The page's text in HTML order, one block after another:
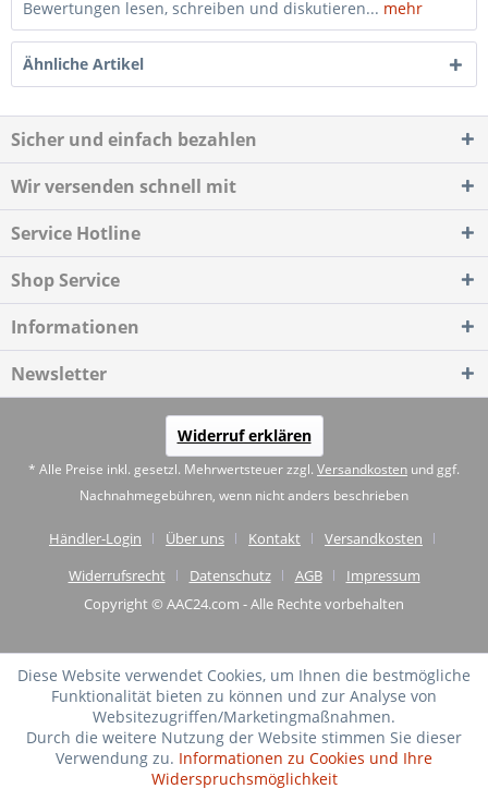
Bewertungen lesen, schreiben und diskutieren... mehr
Ähnliche Artikel
Sicher und einfach bezahlen
Wir versenden schnell mit
Service Hotline
Shop Service
Informationen
Newsletter
Widerruf erklären
* Alle Preise inkl. gesetzl. Mehrwertsteuer zzgl. Versandkosten und ggf.
Nachnahmegebühren, wenn nicht anders beschrieben
Händler-Login Über uns Kontakt
Versandkosten
Widerrufsrecht
Datenschutz AGB
Impressum
Copyright © AAC24.com - Alle Rechte vorbehalten
Diese Website verwendet Cookies, um Ihnen die bestmögliche
Funktionalität bieten zu können und zur Analyse von
Websitezugriffen/Marketingmaßnahmen.
Durch die weitere Nutzung der Website stimmen Sie dieser
Verwendung zu. Informationen zu Cookies und Ihre
Widerspruchsmöglichkeit